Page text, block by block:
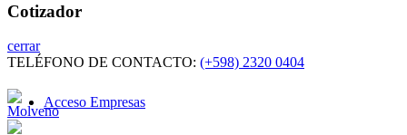
Cotizador
cerrar
TELÉFONO DE CONTACTO: (+598) 2320 0404
Acceso Empresas